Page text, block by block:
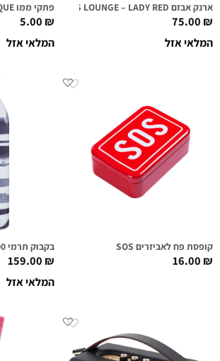
ארנק אבזם FIRST CLASS LOUNGE – LADY RED
75.00₪
המלאי אזל
פתקי ממו LIKE IT – UNIQUE
5.00₪
המלאי אזל
קופסת פח לאביזרים SOS
16.00₪
בקבוק תרמי 500 מ"ל CLIMA / STRIPES
159.00₪
המלאי אזל